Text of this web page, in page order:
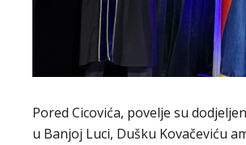
Pored Cicovića, povelje su
u Banjoj Luci, Dušku Kovačeviću